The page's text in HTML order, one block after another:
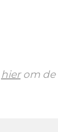
hierom de